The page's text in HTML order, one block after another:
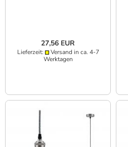
27,56 EUR
Lieferzeit:
Versand in ca. 4-7
Werktagen